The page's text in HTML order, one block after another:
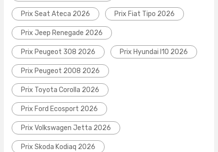
Prix Seat Ateca 2026 Prix Fiat Tipo 2026
Prix Jeep Renegade 2026
Prix Peugeot 308 2026 Prix Hyundai I10 2026
Prix Peugeot 2008 2026
Prix Toyota Corolla 2026
Prix Ford Ecosport 2026
Prix Volkswagen Jetta 2026
Prix Skoda Kodiaq 2026